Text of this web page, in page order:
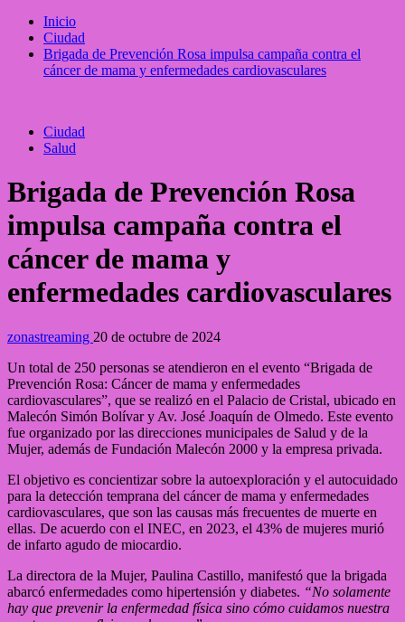
Inicio
Ciudad
Brigada de Prevención Rosa impulsa campaña contra el
cáncer de mama y enfermedades cardiovasculares
Ciudad
Salud
Brigada de Prevención Rosa
impulsa campaña contra el
cáncer de mama y
enfermedades cardiovasculares
zonastreaming 20 de octubre de 2024
Un total de 250 personas se atendieron en el evento “Brigada de
Prevención Rosa: Cáncer de mama y enfermedades
cardiovasculares”, que se realizó en el Palacio de Cristal, ubicado en
Malecón Simón Bolívar y Av. José Joaquín de Olmedo. Este evento
fue organizado por las direcciones municipales de Salud y de la
Mujer, además de Fundación Malecón 2000 y la empresa privada.
El objetivo es concientizar sobre la autoexploración y el autocuidado
para la detección temprana del cáncer de mama y enfermedades
cardiovasculares, que son las causas más frecuentes de muerte en
ellas. De acuerdo con el INEC, en 2023, el 43% de mujeres murió
de infarto agudo de miocardio.
La directora de la Mujer, Paulina Castillo, manifestó que la brigada
abarcó enfermedades como hipertensión y diabetes. “No solamente
hay que prevenir la enfermedad física sino cómo cuidamos nuestra